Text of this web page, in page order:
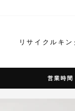
リサイクルキン
営業時